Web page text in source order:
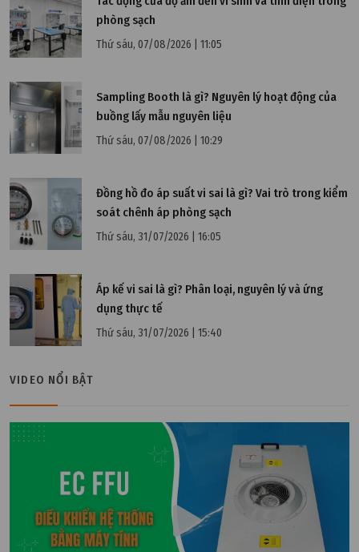
phòng sạch
Thứ sáu, 07/08/2026 | 11:05
Sampling Booth là gì? Nguyên lý hoạt động của
buồng lấy mẫu nguyên liệu
Thứ sáu, 07/08/2026 | 10:29
Đồng hồ đo áp suất vi sai là gì? Vai trò trong kiểm
soát chênh áp phòng sạch
Thứ sáu, 31/07/2026 | 16:05
Áp kế vi sai là gì? Phân loại, nguyên lý và ứng
dụng thực tế
Thứ sáu, 31/07/2026 | 15:40
VIDEO NỔI BẬT